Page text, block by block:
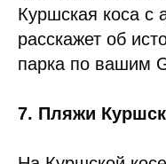
Куршская коса с
расскажет об
парка по вашим
7. Пляжи